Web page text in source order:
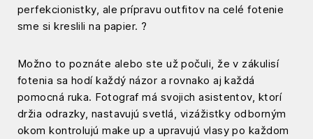
perfekcionistky, ale prípravu outfitov na celé fotenie
sme si kreslili na papier. ?
Možno to poznáte alebo ste už počuli, že v zákulisí
fotenia sa hodí každý názor a rovnako aj každá
pomocná ruka. Fotograf má svojich asistentov, ktorí
držia odrazky, nastavujú svetlá, vizážistky odborným
okom kontrolujú make up a upravujú vlasy po každom